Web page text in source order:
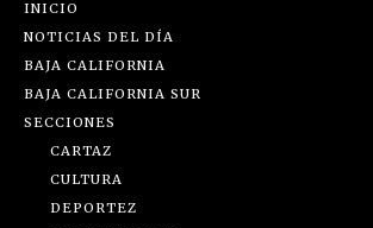
INICIO
NOTICIAS DEL DÍA
BAJA CALIFORNIA
BAJA CALIFORNIA SUR
SECCIONES
CARTAZ
CULTURA
DEPORTEZ